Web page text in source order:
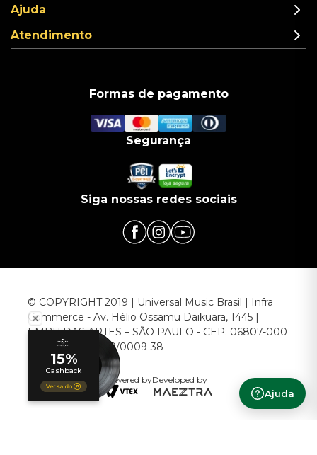
Ajuda
Ajuda
Atendimento
Formas de pagamento
Segurança
Siga nossas redes sociais
© COPYRIGHT 2019 | Universal Music Brasil | Infra
Commerce - Av. Hélio Ossamu Daikuara, 1445 |
EMBU DAS ARTES – SÃO PAULO - CEP: 06807-000
CNPJ: 00.952.789/0009-38
Powered byDeveloped by